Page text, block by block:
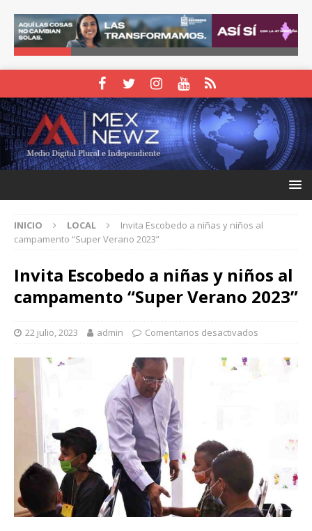
INICIO LOCAL
Invita Escobedo a niñas y niños al
campamento “Super Verano 2023”
Invita Escobedo a niñas y niños al
campamento “Super Verano 2023”
22 julio, 2023 admin Comentarios desactivados